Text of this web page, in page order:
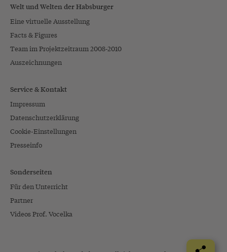
Welt und Welten der Habsburger
Eine virtuelle Ausstellung
Facts & Figures
Team im Projektzeitraum 2008-2010
Auszeichnungen
Service & Kontakt
Impressum
Datenschutzerklärung
Cookie-Einstellungen
Presseinfo
Sonderseiten
Für den Unterricht
Partner
Videos Prof. Vocelka